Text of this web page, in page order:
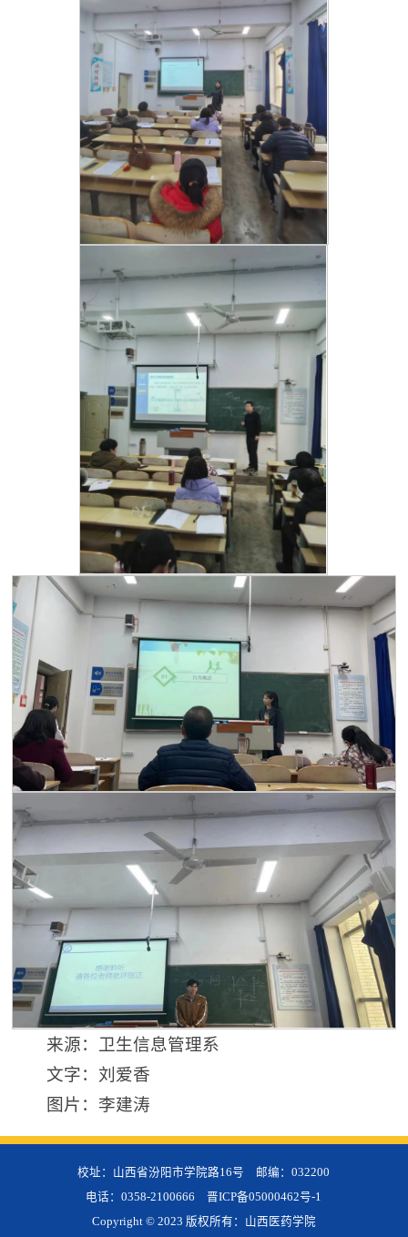
来源：卫生信息管理系
文字：刘爱香
图片：李建涛
校址：山西省汾阳市学院路16号 邮编：032200
电话：0358-2100666晋ICP备05000462号-1
Copyright © 2023 版权所有：山西医药学院